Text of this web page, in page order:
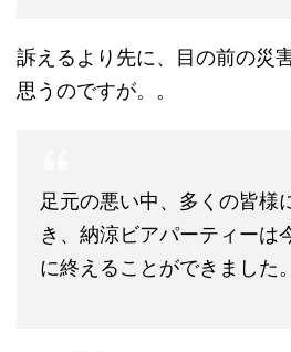
訴えるより先に、目の前の災
思うのですが。。
足元の悪い中、多くの皆様
き、納涼ビアパーティーは
に終えることができました。